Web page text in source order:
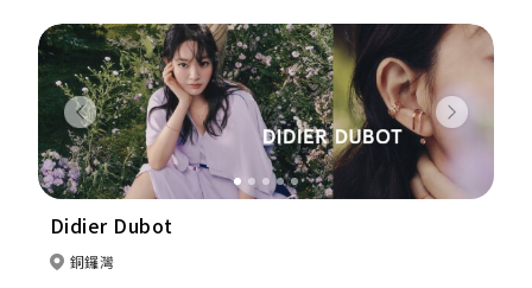
Previous Next
Didier Dubot
銅鑼灣